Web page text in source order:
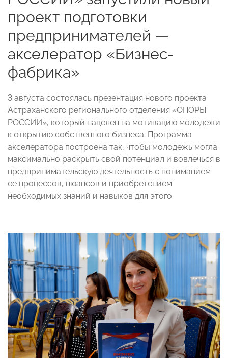
проект подготовки
предпринимателей —
акселератор «Бизнес-
фабрика»
3 августа состоялась презентация нового проекта
Астраханского регионального отделения «ОПОРЫ
РОССИИ», который нацелен на мотивацию молодежи
к открытию собственного бизнеса. Программа
акселератора построена так, чтобы молодежь могла
максимально раскрыть свой потенциал и вовлечься в
предпринимательскую деятельность с пониманием
ее процессов, нюансов и приобретением
необходимых знаний и навыков для этого.